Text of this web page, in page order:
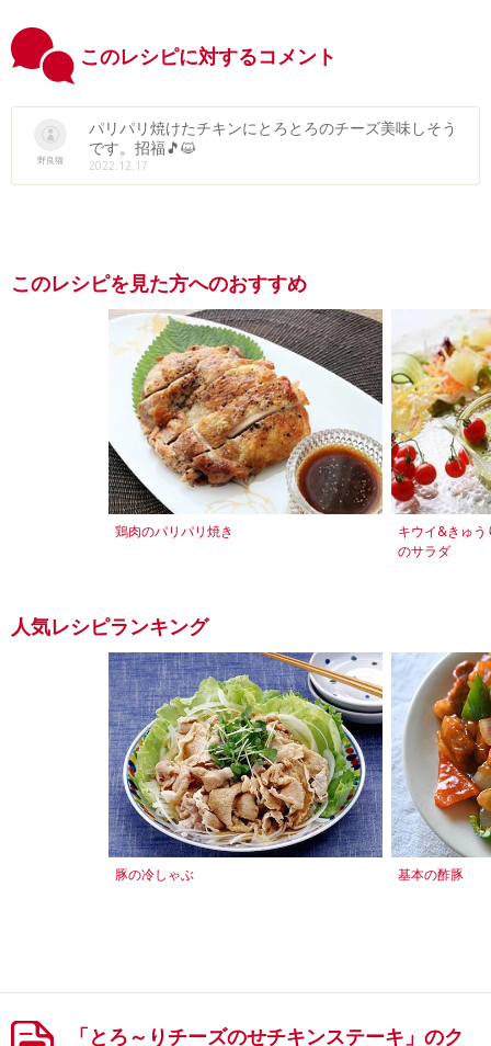
このレシピに対するコメント
野良猫
パリパリ焼けたチキンにとろとろのチーズ美味しそう
です。招福🎵😺
2022.12.17
このレシピを見た方へのおすすめ
鶏肉のパリパリ焼き
キウイ&きゅ
のサラダ
人気レシピランキング
豚の冷しゃぶ 基本の酢豚
「とろ～りチーズのせチキンステーキ」のク